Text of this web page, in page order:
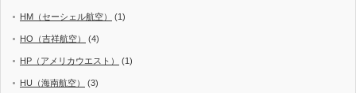
HM（セーシェル航空） (1)
HO（吉祥航空） (4)
HP（アメリカウエスト） (1)
HU（海南航空） (3)